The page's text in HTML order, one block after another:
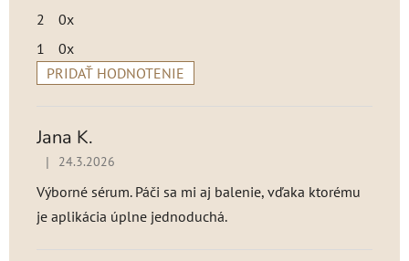
2
0x
1
0x
PRIDAŤ HODNOTENIE
p
h
o
Jana K.
Hodnotenie produktu je 5 z 5 hviezdičiek.
| 24.3.2026
Výborné sérum. Páči sa mi aj balenie, vďaka ktorému
je aplikácia úplne jednoduchá.